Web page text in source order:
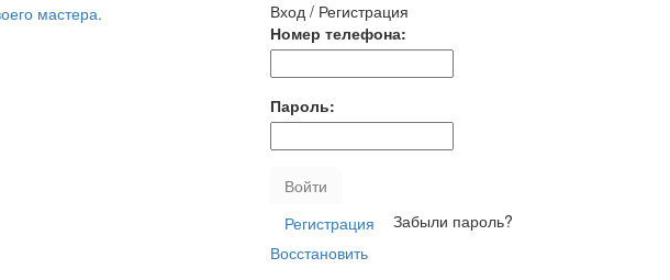
Вход / Регистрация
Номер телефона:
Пароль:
Войти
Регистрация
Забыли пароль?
Восстановить